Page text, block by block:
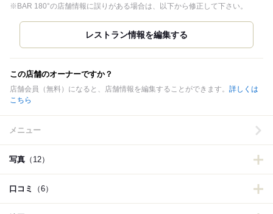
※BAR 180°の店舗情報に誤りがある場合は、以下から修正して下さい。
この店舗のオーナーですか？
店舗会員（無料）になると、店舗情報を編集することができます。 詳しくは
こちら
メニュー
写真 （12）
口コミ （6）